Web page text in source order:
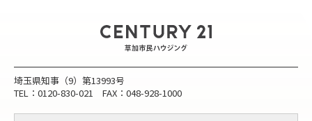
埼玉県知事（9）第13993号
TEL：0120-830-021 FAX：048-928-1000